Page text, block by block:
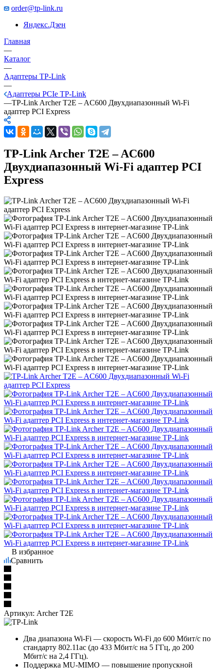
order@tp-link.ru
Яндекс.Дзен
Главная
—
Каталог
—
Адаптеры TP-Link
—
Адаптеры PCIe TP-Link
—TP-Link Archer T2E – AC600 Двухдиапазонный Wi-Fi
адаптер PCI Express
TP-Link Archer T2E – AC600
Двухдиапазонный Wi-Fi адаптер PCI
Express
В избранное
Сравнить
Артикул: Archer T2E
Два диапазона Wi-Fi — скорость Wi-Fi до 600 Мбит/с по
стандарту 802.11ac (до 433 Мбит/с на 5 ГГц, до 200
Мбит/с на 2,4 ГГц).
Поддержка MU-MIMO — повышение пропускной